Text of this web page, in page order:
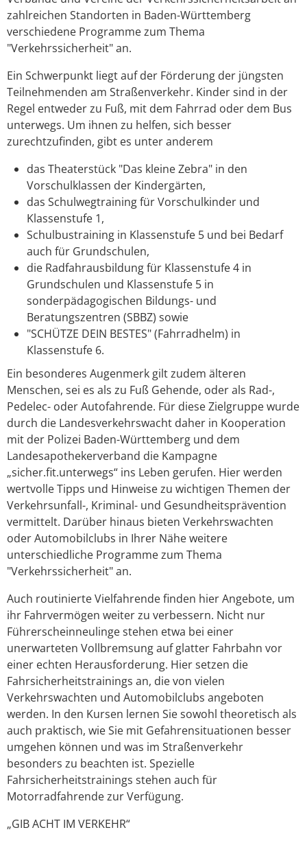
zahlreichen Standorten in Baden-Württemberg
verschiedene Programme zum Thema
"Verkehrssicherheit" an.
Ein Schwerpunkt liegt auf der Förderung der jüngsten
Teilnehmenden am Straßenverkehr. Kinder sind in der
Regel entweder zu Fuß, mit dem Fahrrad oder dem Bus
unterwegs. Um ihnen zu helfen, sich besser
zurechtzufinden, gibt es unter anderem
das Theaterstück "Das kleine Zebra" in den
Vorschulklassen der Kindergärten,
das Schulwegtraining für Vorschulkinder und
Klassenstufe 1,
Schulbustraining in Klassenstufe 5 und bei Bedarf
auch für Grundschulen,
die Radfahrausbildung für Klassenstufe 4 in
Grundschulen und Klassenstufe 5 in
sonderpädagogischen Bildungs- und
Beratungszentren (SBBZ) sowie
"SCHÜTZE DEIN BESTES" (Fahrradhelm) in
Klassenstufe 6.
Ein besonderes Augenmerk gilt zudem älteren
Menschen, sei es als zu Fuß Gehende, oder als Rad-,
Pedelec- oder Autofahrende. Für diese Zielgruppe wurde
durch die Landesverkehrswacht daher in Kooperation
mit der Polizei Baden-Württemberg und dem
Landesapothekerverband die Kampagne
„sicher.fit.unterwegs“ ins Leben gerufen. Hier werden
wertvolle Tipps und Hinweise zu wichtigen Themen der
Verkehrsunfall-, Kriminal- und Gesundheitsprävention
vermittelt. Darüber hinaus bieten Verkehrswachten
oder Automobilclubs in Ihrer Nähe weitere
unterschiedliche Programme zum Thema
"Verkehrssicherheit" an.
Auch routinierte Vielfahrende finden hier Angebote, um
ihr Fahrvermögen weiter zu verbessern. Nicht nur
Führerscheinneulinge stehen etwa bei einer
unerwarteten Vollbremsung auf glatter Fahrbahn vor
einer echten Herausforderung. Hier setzen die
Fahrsicherheitstrainings an, die von vielen
Verkehrswachten und Automobilclubs angeboten
werden. In den Kursen lernen Sie sowohl theoretisch als
auch praktisch, wie Sie mit Gefahrensituationen besser
umgehen können und was im Straßenverkehr
besonders zu beachten ist. Spezielle
Fahrsicherheitstrainings stehen auch für
Motorradfahrende zur Verfügung.
„GIB ACHT IM VERKEHR“